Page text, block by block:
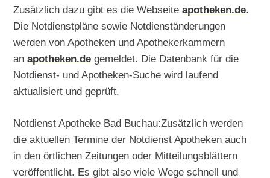
Zusätzlich dazu gibt es die Webseiteapotheken.de.
Die Notdienstpläne sowie Notdienständerungen
werden von Apotheken und Apothekerkammern
anapotheken.de gemeldet. Die Datenbank für die
Notdienst- und Apotheken-Suche wird laufend
aktualisiert und geprüft.
Notdienst Apotheke Bad Buchau:Zusätzlich werden
die aktuellen Termine der Notdienst Apotheken auch
in den örtlichen Zeitungen oder Mitteilungsblättern
veröffentlicht. Es gibt also viele Wege schnell und